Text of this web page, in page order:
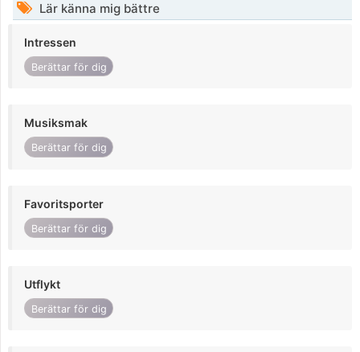
Lär känna mig bättre
Intressen
Berättar för dig
Musiksmak
Berättar för dig
Favoritsporter
Berättar för dig
Utflykt
Berättar för dig